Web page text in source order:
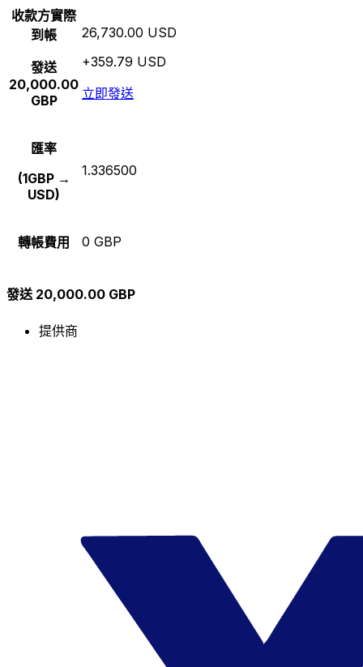
收款方實際
到帳
發送
20,000.00
GBP
26,730.00 USD
+359.79 USD
立即發送
匯率
(1GBP →
USD)
1.336500
轉帳費用 0 GBP
發送 20,000.00 GBP
提供商